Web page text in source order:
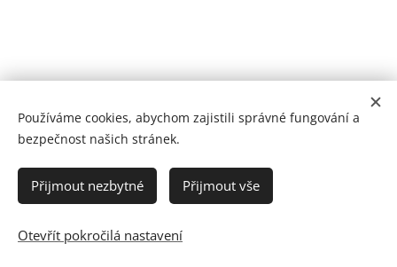
Ochrana osobních údajů
Vytvořeno službou
Používáme cookies, abychom zajistili správné fungování a
bezpečnost našich stránek.
Přijmout nezbytné Přijmout vše
Otevřít pokročilá nastavení